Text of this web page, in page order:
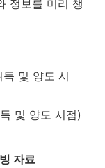
정보를 미리 챙
및 양도 시
및 양도 시점)
자료